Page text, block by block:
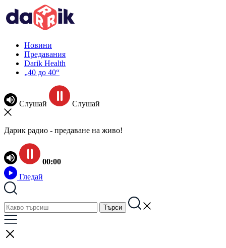
Новини
Предавания
Darik Health
„40 до 40“
Слушай Слушай
Дарик радио - предаване на живо!
00:00
Гледай